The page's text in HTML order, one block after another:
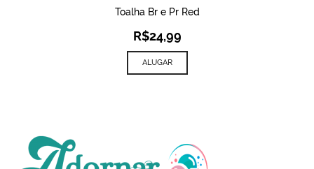
Toalha Br e Pr Red
R$24,99
ALUGAR